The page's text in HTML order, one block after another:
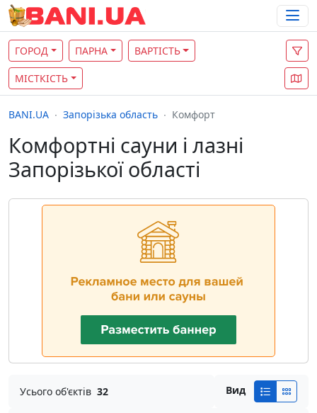
ГОРОД ПАРНА ВАРТІСТЬ
МІСТКІСТЬ
BANI.UA Запорізька область Комфорт
Комфортні сауни і лазні
Запорізької області
Усього об'єктів 32 Вид